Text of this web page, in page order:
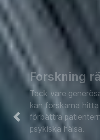
Forskning
Tack vare
kan forskarna
förbättra
psykiska hälsa.
Föregående